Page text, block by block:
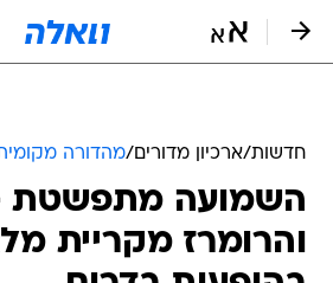
חדשות/ארכיון מדורים/מהדורה
השמועה מתפשטת -
והרומרז מקריית